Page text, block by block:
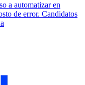
a automatizar en
de error. Candidatos